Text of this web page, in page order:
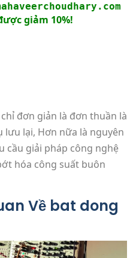
giảm 10%!
đơn giản là đơn thuần là
lại, Hơn nữa là nguyên
cầu giải pháp công nghệ
hóa công suất buôn
Về bat dong